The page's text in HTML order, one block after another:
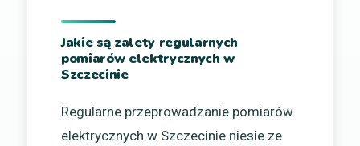
Jakie są zalety regularnych
pomiarów elektrycznych w
Szczecinie
Regularne przeprowadzanie pomiarów
elektrycznych w Szczecinie niesie ze